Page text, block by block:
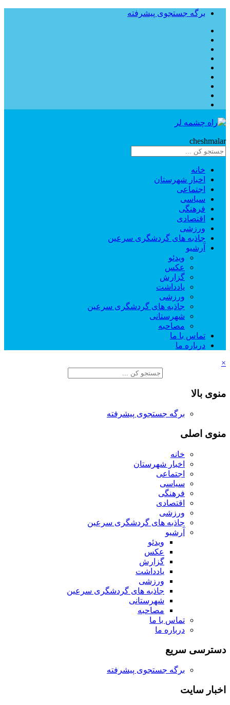
برگه جستجوی پیشرفته
cheshmalar
خانه
اخبار شهرستان
اجتماعی
سیاسی
فرهنگی
اقتصادی
ورزشی
جاذبه های گردشگری سرعین
آرشیو
ویدئو
عکس
گزارش
یادداشت
ورزشی
جاذبه های گردشگری سرعین
شهرستانی
مصاحبه
تماس با ما
درباره ما
×
منوی بالا
برگه جستجوی پیشرفته
منوی اصلی
خانه
اخبار شهرستان
اجتماعی
سیاسی
فرهنگی
اقتصادی
ورزشی
جاذبه های گردشگری سرعین
آرشیو
ویدئو
عکس
گزارش
یادداشت
ورزشی
جاذبه های گردشگری سرعین
شهرستانی
مصاحبه
تماس با ما
درباره ما
دسترسی سریع
برگه جستجوی پیشرفته
اخبار سایت